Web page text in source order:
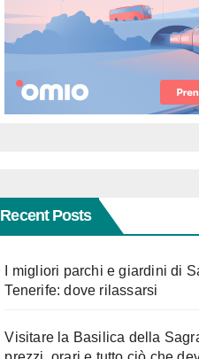
Recent Posts
I migliori parchi e giardini di
Tenerife: dove rilassarsi
Visitare la Basilica della